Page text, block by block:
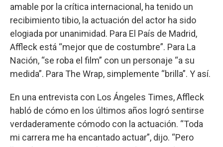
amable por la crítica internacional, ha tenido un
recibimiento tibio, la actuación del actor ha sido
elogiada por unanimidad. Para El País de Madrid,
Affleck está “mejor que de costumbre”. Para La
Nación, “se roba el film” con un personaje “a su
medida”. Para The Wrap, simplemente “brilla”. Y así.
En una entrevista con Los Ángeles Times, Affleck
habló de cómo en los últimos años logró sentirse
verdaderamente cómodo con la actuación. “Toda
mi carrera me ha encantado actuar”, dijo. “Pero